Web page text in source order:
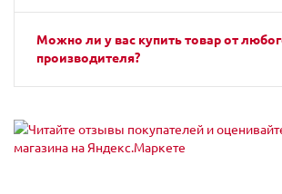
Можно ли у вас купить товар от
производителя?